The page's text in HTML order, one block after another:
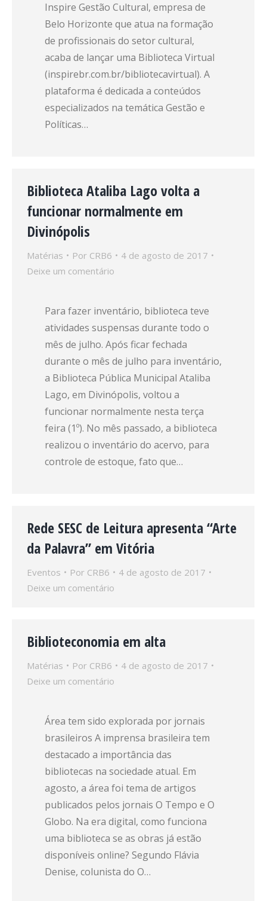
Inspire Gestão Cultural, empresa de
Belo Horizonte que atua na formação
de profissionais do setor cultural,
acaba de lançar uma Biblioteca Virtual
(inspirebr.com.br/bibliotecavirtual). A
plataforma é dedicada a conteúdos
especializados na temática Gestão e
Políticas…
Biblioteca Ataliba Lago volta a
funcionar normalmente em
Divinópolis
Matérias Por CRB6
4 de agosto de 2017
Deixe um comentário
Para fazer inventário, biblioteca teve
atividades suspensas durante todo o
mês de julho. Após ficar fechada
durante o mês de julho para inventário,
a Biblioteca Pública Municipal Ataliba
Lago, em Divinópolis, voltou a
funcionar normalmente nesta terça
feira (1º). No mês passado, a biblioteca
realizou o inventário do acervo, para
controle de estoque, fato que…
Rede SESC de Leitura apresenta “Arte
da Palavra” em Vitória
Eventos Por CRB6
4 de agosto de 2017
Deixe um comentário
Biblioteconomia em alta
Matérias Por CRB6
4 de agosto de 2017
Deixe um comentário
Área tem sido explorada por jornais
brasileiros A imprensa brasileira tem
destacado a importância das
bibliotecas na sociedade atual. Em
agosto, a área foi tema de artigos
publicados pelos jornais O Tempo e O
Globo. Na era digital, como funciona
uma biblioteca se as obras já estão
disponíveis online? Segundo Flávia
Denise, colunista do O…